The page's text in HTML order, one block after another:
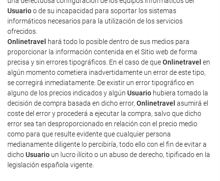
Usuarioo de su incapacidad para soportar los sistemas
informáticos necesarios para la utilización de los servicios
ofrecidos.
Onlinetravel
hará todo lo posible dentro de sus medios para
proporcionar la información contenida en el Sitio web de forma
precisa y sin errores tipográficos. En el caso de queOnlinetravel en
algún momento cometiera inadvertidamente un error de este tipo,
se corregirá inmediatamente. De existir un error tipográfico en
alguno de los precios indicados y algún Usuario hubiera tomado la
decisión de compra basada en dicho error, Onlinetravel asumirá el
coste del error y procederá a ejecutar la compra, salvo que dicho
error sea tan desproporcionado en relación con el precio medio
como para que resulte evidente que cualquier persona
medianamente diligente lo percibiría, todo ello con el fin de evitar a
dichoUsuario un lucro ilícito o un abuso de derecho, tipificado en la
legislación española vigente.